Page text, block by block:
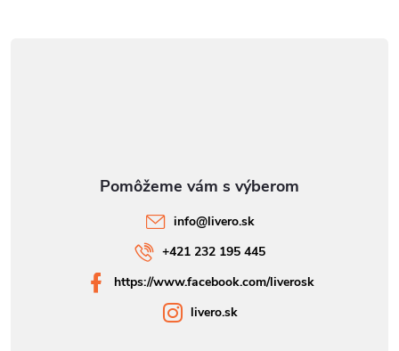
info@livero.sk
+421 232 195 445
https://www.facebook.com/liverosk
livero.sk